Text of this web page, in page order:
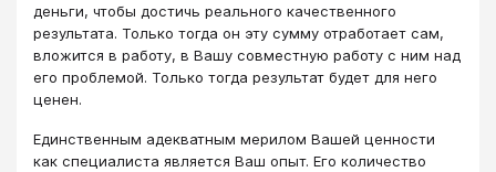
деньги, чтобы достичь реального качественного
результата. Только тогда он эту сумму отработает сам,
вложится в работу, в Вашу совместную работу с ним над
его проблемой. Только тогда результат будет для него
ценен.
Единственным адекватным мерилом Вашей ценности
как специалиста является Ваш опыт. Его количество